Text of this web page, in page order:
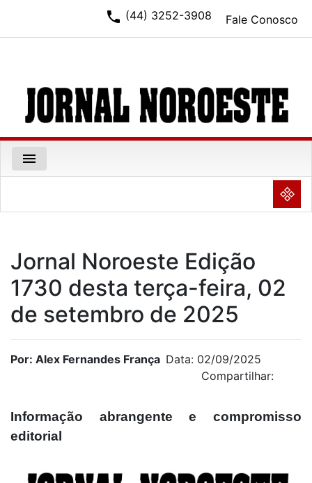
Fale Conosco
phone (44) 3252-3908
menu
NULL
Jornal Noroeste Edição
1730 desta terça-feira, 02
de setembro de 2025
Por: Alex Fernandes França Data: 02/09/2025
Compartilhar:
Informação abrangente e compromisso
editorial